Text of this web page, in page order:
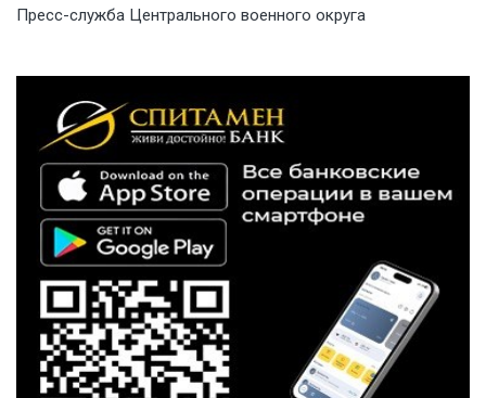
Пресс-служба Центрального военного округа